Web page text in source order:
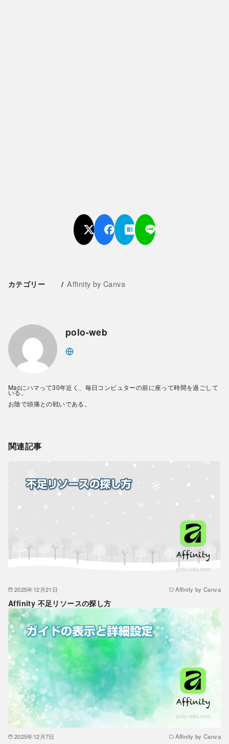
カテゴリー Affinity by Canva
polo-web
Macにハマって30年近く、毎日コンピュターの前に座って時間を過ごして
いる。
お陰で頭痛との戦いである。
関連記事
2025年12月21日 Affinity by Canva
Affinity 不足リソースの探し方
2025年12月7日 Affinity by Canva